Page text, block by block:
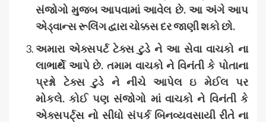
સંજોગો મુજબ આપવામાં આવેલ છે. આ અંગે આપ
એડ્વાન્સરૂલિંગદ્વારાચોક્કસદરજાણીશકોછો.
અમારા એક્સપર્ટ ટેક્સ ટુડે ને આ સેવા વાચકો ના
લાભાર્થે આપે છે. તમામ વાચકો ને વિનંતી કે પોતાના
પ્રશ્નો ટેક્સ ટુડે ને નીચે આપેલ ઇ મેઈલ પર
મોકલે.કોઈ પણ સંજોગો માં વાચકો ને વિનંતી કે
એક્સપર્ટ્સ નો સીધો સંપર્ક બિનવ્યવસાયી રીતે ના